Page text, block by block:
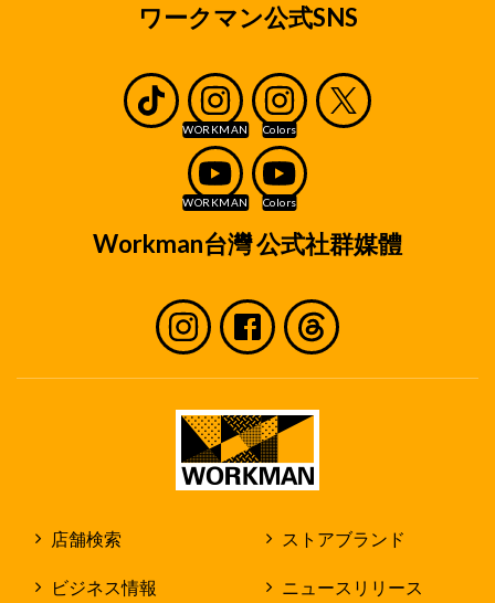
ワークマン公式SNS
Workman台灣 公式社群媒體
店舗検索 ストアブランド
ビジネス情報 ニュースリリース